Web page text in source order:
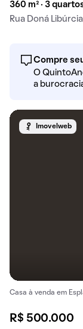
360 m² · 3
Rua Doná
Compre
O
a
Imovelweb
Casa à venda em
R$ 500.000